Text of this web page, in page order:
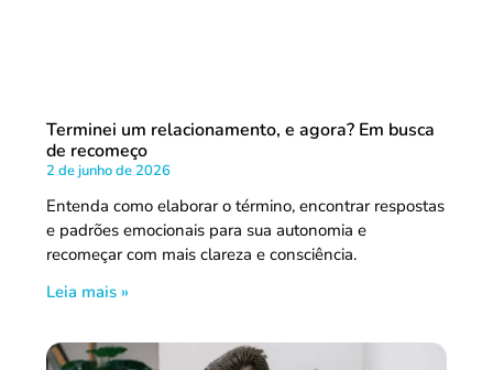
Terminei um relacionamento, e agora? Em busca
de recomeço
2 de junho de 2026
Entenda como elaborar o término, encontrar respostas
e padrões emocionais para sua autonomia e
recomeçar com mais clareza e consciência.
Leia mais »